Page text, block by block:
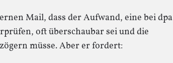
Mail, dass der Aufwand, eine bei dpa
oft überschaubar sei und die
müsse. Aber er fordert: